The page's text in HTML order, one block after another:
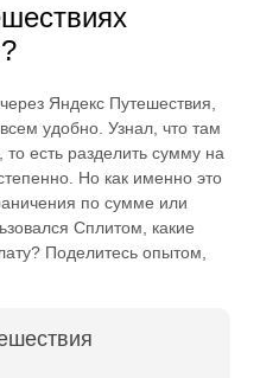
Яндекс Путешествия,
удобно. Узнал, что там
есть разделить сумму на
Но как именно это
по сумме или
Сплитом, какие
Поделитесь опытом,
и получай свежие акции и
50 рублей. Уже есть те,